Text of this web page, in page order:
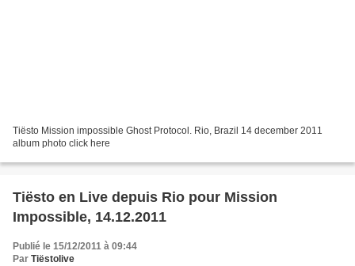
Tiësto Mission impossible Ghost Protocol. Rio, Brazil 14 december 2011
album photo click here
Tiësto en Live depuis Rio pour Mission
Impossible, 14.12.2011
Publié le 15/12/2011 à 09:44
Par Tiëstolive